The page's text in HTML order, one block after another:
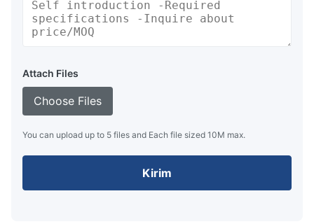
Attach Files
Choose Files
You can upload up to 5 files and Each file sized 10M max.
Kirim